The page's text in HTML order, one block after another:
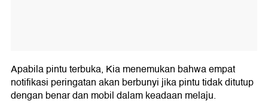
Apabila pintu terbuka, Kia menemukan bahwa empat
notifikasi peringatan akan berbunyi jika pintu tidak ditutup
dengan benar dan mobil dalam keadaan melaju.